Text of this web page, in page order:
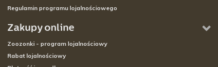
Regulamin programu lojalnościowego
Zakupy online
Zoozonki - program lojalnościowy
Rabat lojalnościowy